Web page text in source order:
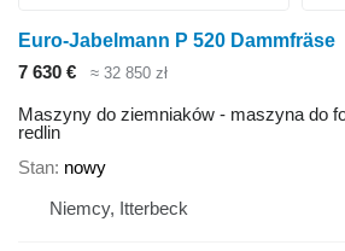
Euro-Jabelmann P 520 Dammfräse
7 630 €
≈ 32 850 zł
Maszyny do ziemniaków - maszyna do
redlin
Stan nowy
Niemcy, Itterbeck